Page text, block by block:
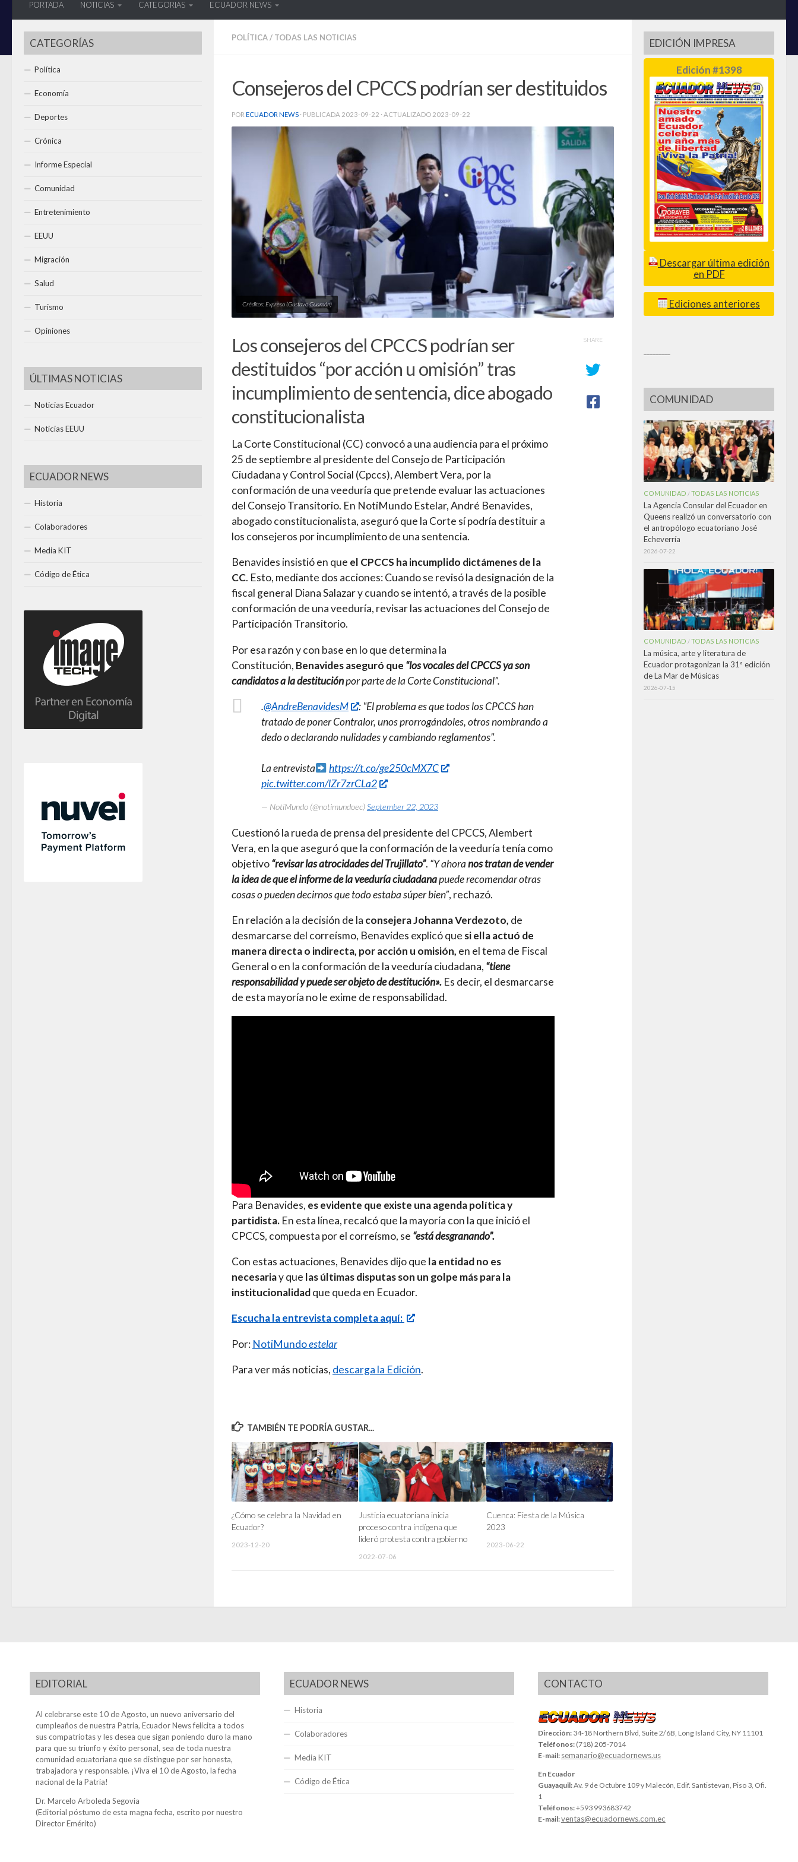
PORTADA NOTICIAS CATEGORIAS ECUADOR NEWS
POLÍTICA/ TODAS LAS NOTICIAS
Consejeros del CPCCS podrían ser destituidos
POR ECUADOR NEWS · PUBLICADA 2023-09-22 · ACTUALIZADO 2023-09-22
Créditos: Expreso (Gustavo Guamán)
Los consejeros del CPCCS podrían ser
destituidos “por acción u omisión” tras
incumplimiento de sentencia, dice abogado
constitucionalista
La Corte Constitucional (CC) convocó a una audiencia para el próximo
25 de septiembre al presidente del Consejo de Participación
Ciudadana y Control Social (Cpccs), Alembert Vera, por la
conformación de una veeduría que pretende evaluar las actuaciones
del Consejo Transitorio. En NotiMundo Estelar, André Benavides,
abogado constitucionalista, aseguró que la Corte sí podría destituir a
los consejeros por incumplimiento de una sentencia.
Benavides insistió en que el CPCCS ha incumplido dictámenes de la
CC. Esto, mediante dos acciones: Cuando se revisó la designación de la
fiscal general Diana Salazar y cuando se intentó, a través de la posible
conformación de una veeduría, revisar las actuaciones del Consejo de
Participación Transitorio.
Por esa razón y con base en lo que determina la
Constitución, Benavides aseguró que “los vocales del CPCCS ya son
candidatos a la destituciónpor parte de la Corte Constitucional”.
.@AndreBenavidesM
: "El problema es que todos los CPCCS han
tratado de poner Contralor, unos prorrogándoles, otros nombrando a
dedo o declarando nulidades y cambiando reglamentos".
La entrevista
https://t.co/ge250cMX7C
pic.twitter.com/lZr7zrCLa2
— NotiMundo (@notimundoec) September 22, 2023
Cuestionó la rueda de prensa del presidente del CPCCS, Alembert
Vera, en la que aseguró que la conformación de la veeduría tenía como
objetivo“revisar las atrocidades del Trujillato”. “Y ahoranos tratan de vender
la idea de que el informe de la veeduría ciudadanapuede recomendar otras
cosas o pueden decirnos que todo estaba súper bien”, rechazó.
En relación a la decisión de la consejera Johanna Verdezoto, de
desmarcarse del correísmo, Benavides explicó que si ella actuó de
manera directa o indirecta, por acción u omisión, en el tema de Fiscal
General o en la conformación de la veeduría ciudadana, “tiene
responsabilidad y puede ser objeto de destitución». Es decir, el desmarcarse
de esta mayoría no le exime de responsabilidad.
Para Benavides, es evidente que existe una agenda política y
partidista. En esta línea, recalcó que la mayoría con la que inició el
CPCCS, compuesta por el correísmo, se “está desgranando”.
Con estas actuaciones, Benavides dijo que la entidad no es
necesariay que las últimas disputas son un golpe más para la
institucionalidadque queda en Ecuador.
Escucha la entrevista completa aquí:
Por: NotiMundoestelar
Para ver más noticias, descarga la Edición.
SHARE
TAMBIÉN TE PODRÍA GUSTAR...
¿Cómo se celebra la Navidad en
Ecuador?
2023-12-20
Justicia ecuatoriana inicia
proceso contra indígena que
lideró protesta contra gobierno
2022-07-06
Cuenca: Fiesta de la Música
2023
2023-06-22
CATEGORÍAS
Política
Economía
Deportes
Crónica
Informe Especial
Comunidad
Entretenimiento
EEUU
Migración
Salud
Turismo
Opiniones
ÚLTIMAS NOTICIAS
Noticias Ecuador
Noticias EEUU
ECUADOR NEWS
Historia
Colaboradores
Media KIT
Código de Ética
EDICIÓN IMPRESA
Edición #1398
Descargar última edición
en PDF
Ediciones anteriores
COMUNIDAD
COMUNIDAD /TODAS LAS NOTICIAS
La Agencia Consular del Ecuador en
Queens realizó un conversatorio con
el antropólogo ecuatoriano José
Echeverría
2026-07-22
COMUNIDAD /TODAS LAS NOTICIAS
La música, arte y literatura de
Ecuador protagonizan la 31ª edición
de La Mar de Músicas
2026-07-15
EDITORIAL
Al celebrarse este 10 de Agosto, un nuevo aniversario del
cumpleaños de nuestra Patria, Ecuador News felicita a todos
sus compatriotas y les desea que sigan poniendo duro la mano
para que su triunfo y éxito personal, sea de toda nuestra
comunidad ecuatoriana que se distingue por ser honesta,
trabajadora y responsable. ¡Viva el 10 de Agosto, la fecha
nacional de la Patria!
Dr. Marcelo Arboleda Segovia
(Editorial póstumo de esta magna fecha, escrito por nuestro
Director Emérito)
ECUADOR NEWS
Historia
Colaboradores
Media KIT
Código de Ética
CONTACTO
Dirección: 34-18 Northern Blvd, Suite 2/6B, Long Island City, NY 11101
Teléfonos: (718) 205-7014
E-mail: semanario@ecuadornews.us
En Ecuador
Guayaquil:Av. 9 de Octubre 109 y Malecón, Edif. Santistevan, Piso 3, Ofi.
1
Teléfonos:+593 993683742
E-mail:ventas@ecuadornews.com.ec